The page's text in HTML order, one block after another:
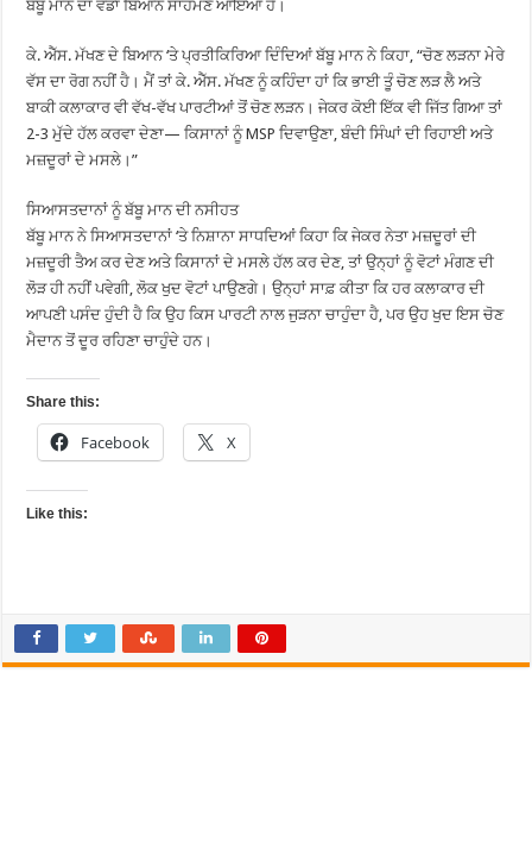
ਬੱਬੂ ਮਾਨ ਦਾ ਵੱਡਾ ਬਿਆਨ ਸਾਹਮਣੇ ਆਇਆ ਹੈ।
ਕੇ. ਐੱਸ. ਮੱਖਣ ਦੇ ਬਿਆਨ ‘ਤੇ ਪ੍ਰਤੀਕਿਰਿਆ ਦਿੰਦਿਆਂ ਬੱਬੂ ਮਾਨ ਨੇ ਕਿਹਾ, “ਚੋਣ ਲੜਨਾ ਮੇਰੇ
ਵੱਸ ਦਾ ਰੋਗ ਨਹੀਂ ਹੈ। ਮੈਂ ਤਾਂ ਕੇ. ਐੱਸ. ਮੱਖਣ ਨੂੰ ਕਹਿੰਦਾ ਹਾਂ ਕਿ ਭਾਈ ਤੂੰ ਚੋਣ ਲੜ ਲੈ ਅਤੇ
ਬਾਕੀ ਕਲਾਕਾਰ ਵੀ ਵੱਖ-ਵੱਖ ਪਾਰਟੀਆਂ ਤੋਂ ਚੋਣ ਲੜਨ। ਜੇਕਰ ਕੋਈ ਇੱਕ ਵੀ ਜਿੱਤ ਗਿਆ ਤਾਂ
2-3 ਮੁੱਦੇ ਹੱਲ ਕਰਵਾ ਦੇਣਾ— ਕਿਸਾਨਾਂ ਨੂੰ MSP ਦਿਵਾਉਣਾ, ਬੰਦੀ ਸਿੰਘਾਂ ਦੀ ਰਿਹਾਈ ਅਤੇ
ਮਜ਼ਦੂਰਾਂ ਦੇ ਮਸਲੇ।”
ਸਿਆਸਤਦਾਨਾਂ ਨੂੰ ਬੱਬੂ ਮਾਨ ਦੀ ਨਸੀਹਤ
ਬੱਬੂ ਮਾਨ ਨੇ ਸਿਆਸਤਦਾਨਾਂ ‘ਤੇ ਨਿਸ਼ਾਨਾ ਸਾਧਦਿਆਂ ਕਿਹਾ ਕਿ ਜੇਕਰ ਨੇਤਾ ਮਜ਼ਦੂਰਾਂ ਦੀ
ਮਜ਼ਦੂਰੀ ਤੈਅ ਕਰ ਦੇਣ ਅਤੇ ਕਿਸਾਨਾਂ ਦੇ ਮਸਲੇ ਹੱਲ ਕਰ ਦੇਣ, ਤਾਂ ਉਨ੍ਹਾਂ ਨੂੰ ਵੋਟਾਂ ਮੰਗਣ ਦੀ
ਲੋੜ ਹੀ ਨਹੀਂ ਪਵੇਗੀ, ਲੋਕ ਖੁਦ ਵੋਟਾਂ ਪਾਉਣਗੇ। ਉਨ੍ਹਾਂ ਸਾਫ਼ ਕੀਤਾ ਕਿ ਹਰ ਕਲਾਕਾਰ ਦੀ
ਆਪਣੀ ਪਸੰਦ ਹੁੰਦੀ ਹੈ ਕਿ ਉਹ ਕਿਸ ਪਾਰਟੀ ਨਾਲ ਜੁੜਨਾ ਚਾਹੁੰਦਾ ਹੈ, ਪਰ ਉਹ ਖੁਦ ਇਸ ਚੋਣ
ਮੈਦਾਨ ਤੋਂ ਦੂਰ ਰਹਿਣਾ ਚਾਹੁੰਦੇ ਹਨ।
Share this:
Facebook X
Like this: